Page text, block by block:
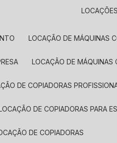
LOCAÇÃO DE MÁQUINAS
LOCAÇÃO DE MÁQUINAS
DE COPIADORAS
LOCAÇÃO DE COPIADORAS PARA
DE COPIADORAS